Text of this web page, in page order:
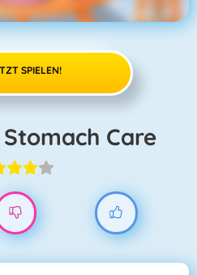
SPIELEN!
Stomach Care